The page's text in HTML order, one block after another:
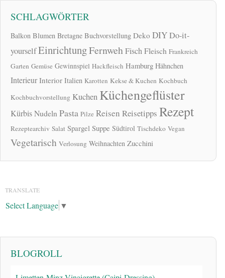
SCHLAGWÖRTER
Balkon Blumen Bretagne Buchvorstellung Deko DIYDo-it-
yourselfEinrichtungFernwehFischFleisch Frankreich
Garten Gemüse Gewinnspiel Hackfleisch Hamburg Hähnchen
Interieur Interior Italien Karotten Kekse & Kuchen Kochbuch
Kochbuchvorstellung Kuchen Küchengeflüster
KürbisNudelnPasta Pilze Reisen Reisetipps Rezept
Rezeptearchiv Salat Spargel Suppe Südtirol Tischdeko Vegan
Vegetarisch Verlosung Weihnachten Zucchini
TRANSLATE
Select Language ▼
BLOGROLL